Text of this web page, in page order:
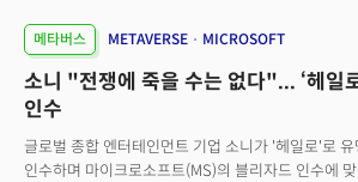
메타버스 METAVERSE MICROSOFT
소니 "전쟁에 죽을 수는 없다"... ‘헤일
인수
글로벌 종합 엔터테인먼트 기업 소니가 '헤일로'로
인수하며 마이크로소프트(MS)의 블리자드 인수에